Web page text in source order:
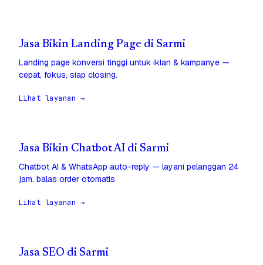
Jasa Bikin Landing Page di Sarmi
Landing page konversi tinggi untuk iklan & kampanye —
cepat, fokus, siap closing.
Lihat layanan →
Jasa Bikin Chatbot AI di Sarmi
Chatbot AI & WhatsApp auto-reply — layani pelanggan 24
jam, balas order otomatis.
Lihat layanan →
Jasa SEO di Sarmi